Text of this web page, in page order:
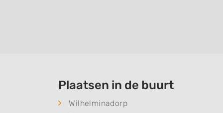
Plaatsen in de buurt
Wilhelminadorp